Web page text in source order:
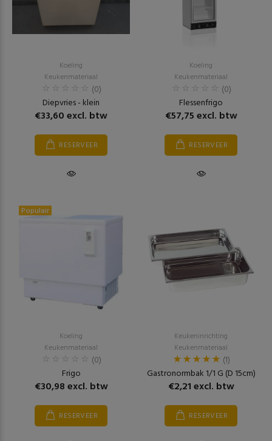
Koeling
Keukenmateriaal
(0)
Diepvries - klein
€33,60 excl. btw
RESERVEER
Koeling
Keukenmateriaal
(0)
Flessenfrigo
€57,75 excl. btw
RESERVEER
Populair
Koeling
Keukenmateriaal
(0)
Frigo
€30,98 excl. btw
RESERVEER
Keukeninrichting
Keukenmateriaal
(1)
Gastronormbak 1/1 G (D 15cm)
€2,21 excl. btw
RESERVEER